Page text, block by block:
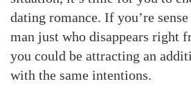
dating romance. If you’re
man just who disappears right
you could be attracting an
with the same intentions.